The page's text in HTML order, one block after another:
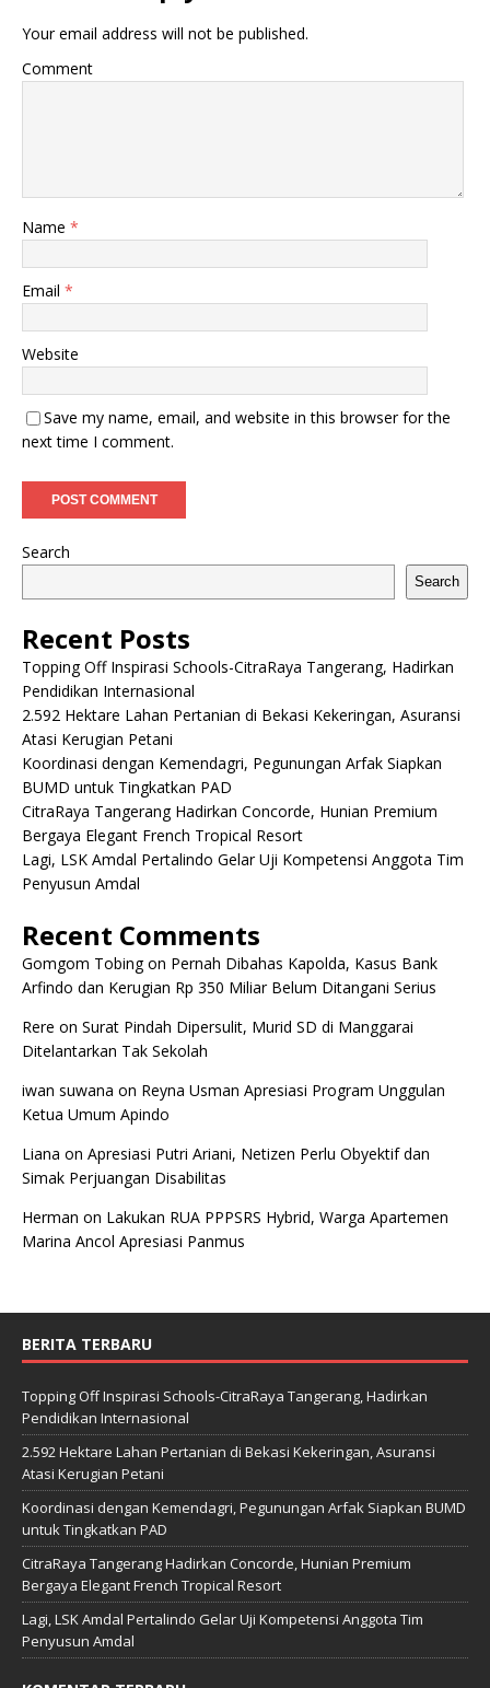
Your email address will not be published.
Comment
Name *
Email *
Website
Save my name, email, and website in this browser for the
next time I comment.
Search
Search
Recent Posts
Topping Off Inspirasi Schools-CitraRaya Tangerang, Hadirkan
Pendidikan Internasional
2.592 Hektare Lahan Pertanian di Bekasi Kekeringan, Asuransi
Atasi Kerugian Petani
Koordinasi dengan Kemendagri, Pegunungan Arfak Siapkan
BUMD untuk Tingkatkan PAD
CitraRaya Tangerang Hadirkan Concorde, Hunian Premium
Bergaya Elegant French Tropical Resort
Lagi, LSK Amdal Pertalindo Gelar Uji Kompetensi Anggota Tim
Penyusun Amdal
Recent Comments
Gomgom Tobingon Pernah Dibahas Kapolda, Kasus Bank
Arfindo dan Kerugian Rp 350 Miliar Belum Ditangani Serius
Rere on Surat Pindah Dipersulit, Murid SD di Manggarai
Ditelantarkan Tak Sekolah
iwan suwana on Reyna Usman Apresiasi Program Unggulan
Ketua Umum Apindo
Liana on Apresiasi Putri Ariani, Netizen Perlu Obyektif dan
Simak Perjuangan Disabilitas
Herman on Lakukan RUA PPPSRS Hybrid, Warga Apartemen
Marina Ancol Apresiasi Panmus
BERITA TERBARU
Topping Off Inspirasi Schools-CitraRaya Tangerang, Hadirkan
Pendidikan Internasional
2.592 Hektare Lahan Pertanian di Bekasi Kekeringan, Asuransi
Atasi Kerugian Petani
Koordinasi dengan Kemendagri, Pegunungan Arfak Siapkan BUMD
untuk Tingkatkan PAD
CitraRaya Tangerang Hadirkan Concorde, Hunian Premium
Bergaya Elegant French Tropical Resort
Lagi, LSK Amdal Pertalindo Gelar Uji Kompetensi Anggota Tim
Penyusun Amdal